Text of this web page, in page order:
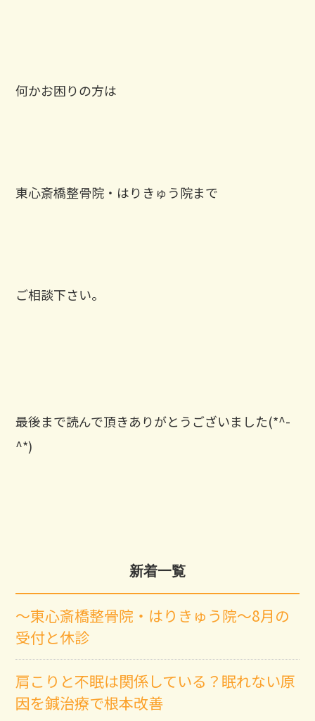
何かお困りの方は
東心斎橋整骨院・はりきゅう院まで
ご相談下さい。
最後まで読んで頂きありがとうございました(*^-
^*)
新着一覧
～東心斎橋整骨院・はりきゅう院～8月の
受付と休診
肩こりと不眠は関係している？眠れない原
因を鍼治療で根本改善